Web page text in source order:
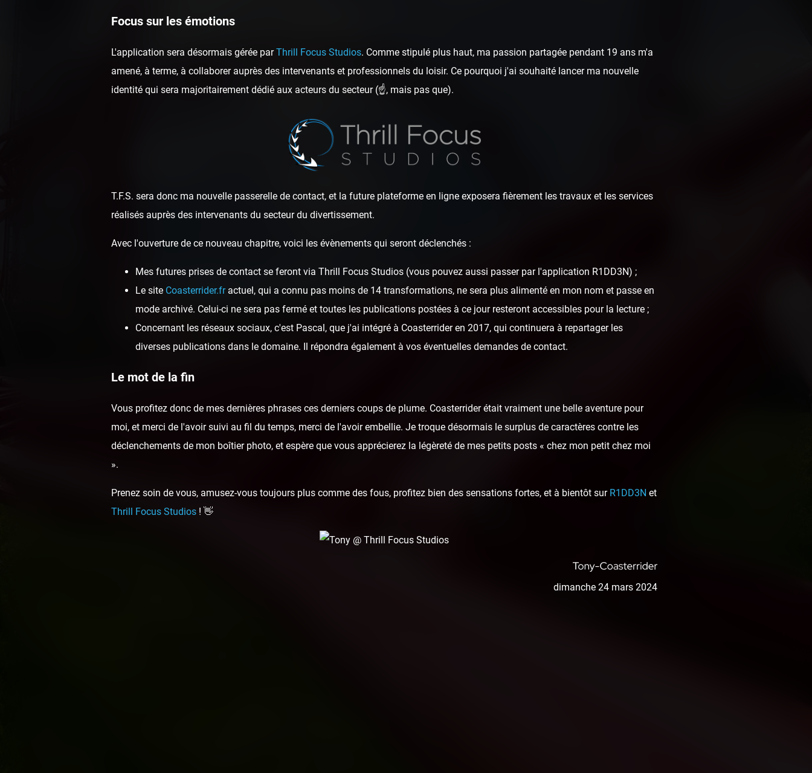
La Récré des 3 Curés — 13 juin 2020
Focus sur les émotions
L'application sera désormais gérée parThrill Focus Studios. Comme stipulé plus haut, ma passion partagée pendant 19 ans m'a
amené, à terme, à collaborer auprès des intervenants et professionnels du loisir. Ce pourquoi j'ai souhaité lancer ma nouvelle
identité qui sera majoritairement dédié aux acteurs du secteur (☝️, mais pas que).
T.F.S. sera donc ma nouvelle passerelle de contact, et la future plateforme en ligne exposera fièrement les travaux et les services
réalisés auprès des intervenants du secteur du divertissement.
Avec l'ouverture de ce nouveau chapitre, voici les évènements qui seront déclenchés :
Mes futures prises de contact se feront via Thrill Focus Studios (vous pouvez aussi passer par l'application R1DD3N) ;
Le site Coasterrider.fractuel, qui a connu pas moins de 14 transformations, ne sera plus alimenté en mon nom et passe en
mode archivé. Celui-ci ne sera pas fermé et toutes les publications postées à ce jour resteront accessibles pour la lecture ;
Concernant les réseaux sociaux, c'est Pascal, que j'ai intégré à Coasterrider en 2017, qui continuera à repartager les
diverses publications dans le domaine. Il répondra également à vos éventuelles demandes de contact.
Le mot de la fin
Vous profitez donc de mes dernières phrases ces derniers coups de plume. Coasterrider était vraiment une belle aventure pour
moi, et merci de l'avoir suivi au fil du temps, merci de l'avoir embellie. Je troque désormais le surplus de caractères contre les
déclenchements de mon boîtier photo, et espère que vous apprécierez la légèreté de mes petits posts « chez mon petit chez moi
».
Prenez soin de vous, amusez-vous toujours plus comme des fous, profitez bien des sensations fortes, et à bientôt sur R1DD3N et
Thrill Focus Studios ! 👋
dimanche 24 mars 2024